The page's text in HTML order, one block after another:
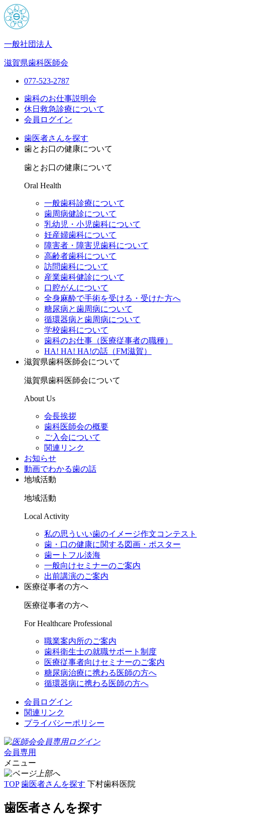
一般社団法人
滋賀県歯科医師会
077-523-2787
歯科のお仕事説明会
休日救急診療について
会員ログイン
歯医者さんを探す
歯とお口の健康について
歯とお口の健康について
Oral Health
一般歯科診療について
歯周病健診について
乳幼児・小児歯科について
妊産婦歯科について
障害者・障害児歯科について
高齢者歯科について
訪問歯科について
産業歯科健診について
口腔がんについて
全身麻酔で手術を受ける・受けた方へ
糖尿病と歯周病について
循環器病と歯周病について
学校歯科について
歯科のお仕事（医療従事者の職種）
HA! HA! HA!の話（FM滋賀）
滋賀県歯科医師会について
滋賀県歯科医師会について
About Us
会長挨拶
歯科医師会の概要
ご入会について
関連リンク
お知らせ
動画でわかる歯の話
地域活動
地域活動
Local Activity
私の思ういい歯のイメージ作文コンテスト
歯・口の健康に関する図画・ポスター
歯ートフル淡海
一般向けセミナーのご案内
出前講演のご案内
医療従事者の方へ
医療従事者の方へ
For Healthcare Professional
職業案内所のご案内
歯科衛生士の就職サポート制度
医療従事者向けセミナーのご案内
糖尿病治療に携わる医師の方へ
循環器病に携わる医師の方へ
会員ログイン
関連リンク
プライバシーポリシー
会員専用
メニュー
TOP 歯医者さんを探す 下村歯科医院
歯医者さんを探す